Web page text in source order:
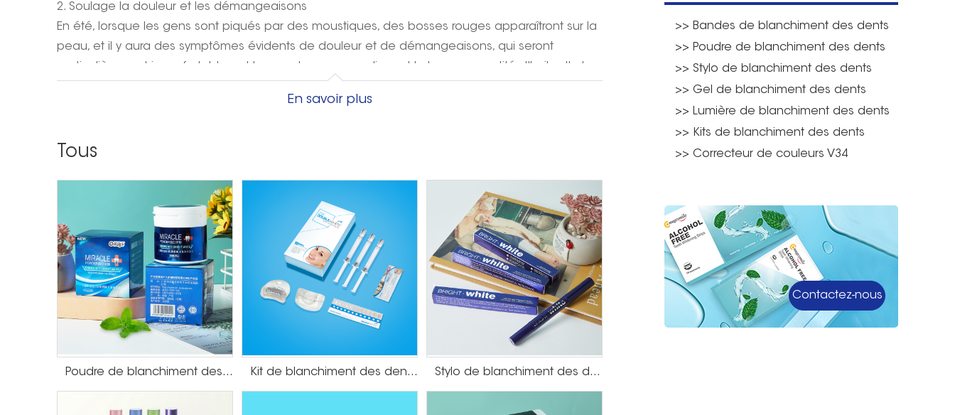
2. Soulage la douleur et les démangeaisons
En été, lorsque les gens sont piqués par des moustiques, des bosses rouges apparaîtront sur la
peau, et il y aura des symptômes évidents de douleur et de démangeaisons, qui seront
particulièrement inconfortables, et lorsque les gens appliquent la bonne quantité d'huile d'arbre
disparaître les bosses rouges le plus rapidement possible.
L'huile d'arbre à thé peut également blanchir les dents, éliminer la plaque dentaire, prévenir
d'arbre à thé à la bonne quantité de dilution d'eau pure, puis utiliser directement l'huile d'arbre
à thé diluée pour vous gargariser, vous pouvez faire disparaître les dents sur la plaque et peut
éliminer l'inflammation buccale, maintenant avec des gargarismes à l'huile d'arbre à thé, il faut
faire attention à ne pas l'avaler, sinon cela provoquerait des régurgitations et des nausées.
4. Nourrir les cheveux
Nourrir les cheveux est également l'un des effets importants de l'huile d'arbre à thé,
généralement lorsque les gens se lavent les cheveux, ils peuvent directement mettre des
gouttes d'huile d'arbre à thé dans l'eau pour se laver les cheveux, afin que les cheveux
puissent absorber des nutriments riches, puissent rendre les cheveux noirs, doux et brillant, de
plus, lors du lavage des cheveux, prenez une quantité appropriée d'huile d'arbre à thé, mettez-
En savoir plus
Tous
Poudre de blanchiment des dents à saveur de menthe Kit de blanchiment des dents en gros de marque privée Stylo de blanchiment des dents au goût de menthe
>> Bandes de blanchiment des dents
>> Poudre de blanchiment des dents
>> Stylo de blanchiment des dents
>> Gel de blanchiment des dents
>> Lumière de blanchiment des dents
>> Kits de blanchiment des dents
>> Correcteur de couleurs V34
Contactez-nous